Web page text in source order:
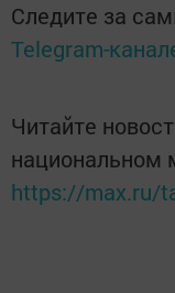
Следите за
Telegram-
Читайте
национальном
https://max.ru/